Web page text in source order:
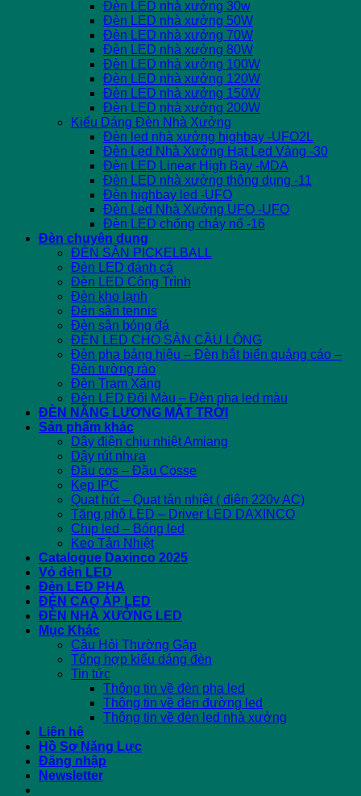
Đèn LED nhà xưởng 30w
Đèn LED nhà xưởng 50W
Đèn LED nhà xưởng 70W
Đèn LED nhà xưởng 80W
Đèn LED nhà xưởng 100W
Đèn LED nhà xưởng 120W
Đèn LED nhà xưởng 150W
Đèn LED nhà xưởng 200W
Kiểu Dáng Đèn Nhà Xưởng
Đèn led nhà xưởng highbay -UFO2L
Đèn Led Nhà Xưởng Hạt Led Vàng -30
Đèn LED Linear High Bay -MDA
Đèn LED nhà xưởng thông dụng -11
Đèn highbay led -UFO
Đèn Led Nhà Xưởng UFO -UFO
Đèn LED chống cháy nổ -16
Đèn chuyên dụng
ĐÈN SÂN PICKELBALL
Đèn LED đánh cá
Đèn LED Công Trình
Đèn kho lạnh
Đèn sân tennis
Đèn sân bóng đá
ĐÈN LED CHO SÂN CẦU LÔNG
Đèn pha bảng hiệu – Đèn hắt biển quảng cáo –
Đèn tường rào
Đèn Trạm Xăng
Đèn LED Đổi Màu – Đèn pha led màu
ĐÈN NĂNG LƯỢNG MẶT TRỜI
Sản phẩm khác
Dây điện chịu nhiệt Amiang
Dây rút nhựa
Đầu cos – Đầu Cosse
Kẹp IPC
Quạt hút – Quạt tản nhiệt ( điện 220v AC)
Tăng phô LED – Driver LED DAXINCO
Chip led – Bóng led
Keo Tản Nhiệt
Catalogue Daxinco 2025
Vỏ đèn LED
Đèn LED PHA
ĐÈN CAO ÁP LED
ĐÈN NHÀ XƯỞNG LED
Mục Khác
Câu Hỏi Thường Gặp
Tổng hợp kiểu dáng đèn
Tin tức
Thông tin về đèn pha led
Thông tin về đèn đường led
Thông tin về đèn led nhà xưởng
Liên hệ
Hồ Sơ Năng Lực
Đăng nhập
Newsletter